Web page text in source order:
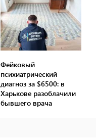
Фейковый
психиатрический
диагноз за $6500: в
Харькове разоблачили
бывшего врача